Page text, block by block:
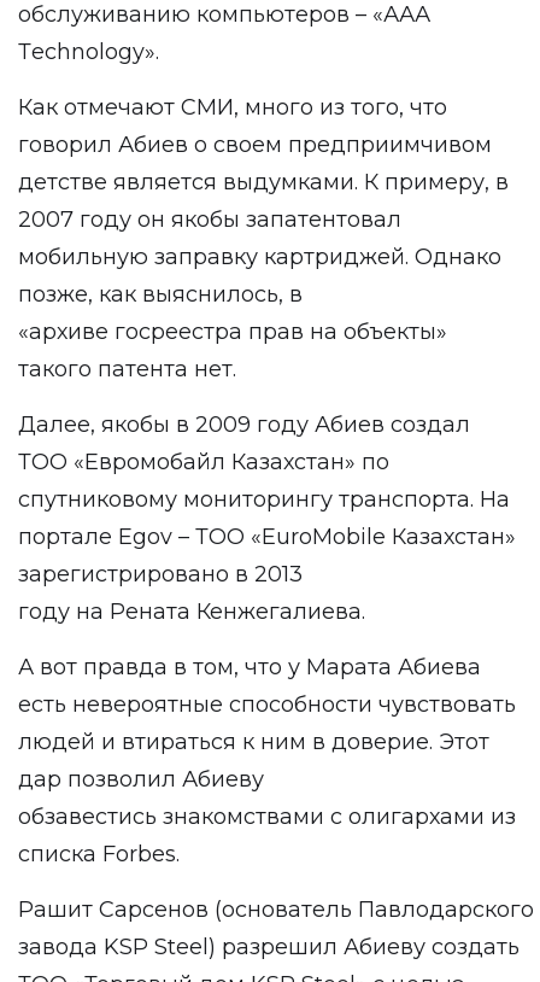
обслуживанию компьютеров – «ААА
Тechnology».
Как отмечают СМИ, много из того, что
говорил Абиев о своем предприимчивом
детстве является выдумками. К примеру, в
2007 году он якобы запатентовал
мобильную заправку картриджей. Однако
позже, как выяснилось, в
«архиве госреестра прав на объекты»
такого патента нет.
Далее, якобы в 2009 году Абиев создал
ТОО «Евромобайл Казахстан» по
спутниковому мониторингу транспорта. На
портале Egov – ТОО «EuroMobile Казахстан»
зарегистрировано в 2013
году на Рената Кенжегалиева.
А вот правда в том, что у Марата Абиева
есть невероятные способности чувствовать
людей и втираться к ним в доверие. Этот
дар позволил Абиеву
обзавестись знакомствами с олигархами из
списка Forbes.
Рашит Сарсенов (основатель Павлодарского
завода KSP Steel) разрешил Абиеву создать